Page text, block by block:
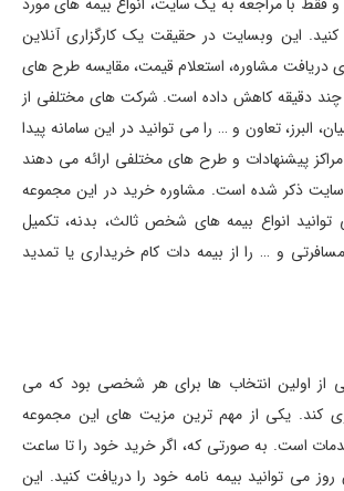
کنید. این وبسایت در حقیقت یک کارگزاری آنلاین
دریافت مشاوره، استعلام قیمت، مقایسه طرح های
دقیقه کاهش داده است. شرکت های مختلفی از
البرز، تعاون و … را می توانید در این سامانه پیدا
پیشنهادات و طرح های مختلفی ارائه می دهند
ذکر شده است. مشاوره خرید در این مجموعه
انواع بیمه های شخص ثالث، بدنه، تکمیل
و … را از بیمه دات کام خریداری یا تمدید
از اولین انتخاب ها برای هر شخصی بود که می
کند. یکی از مهم ترین مزیت های این مجموعه
است. به صورتی که، اگر خرید خود را تا ساعت
روز می توانید بیمه نامه خود را دریافت کنید. این